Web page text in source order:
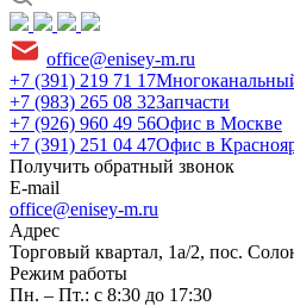
office@enisey-m.ru
+7 (391) 219 71 17
+7 (983) 265 08 32Запчасти
+7 (926) 960 49 56Офис в Москве
+7 (391) 251 04 47Офис в
Получить обратный звонок
E-mail
office@enisey-m.ru
Адрес
​Торговый квартал, 1а/2, пос.
Режим работы
Пн. – Пт.: с 8:30 до 17:30